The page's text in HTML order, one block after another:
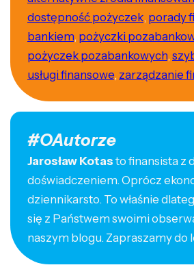
dostępność pożyczek, porady
bankiem, pożyczki
pożyczek pozabankowych,
usługi finansowe, zarządzanie
#OAutorze
Jarosław Kotas to finansista z
doświadczeniem. Oprócz
dziennikarsto. To właśnie
się z Państwem swoimi
naszym blogu. Zapraszamy do